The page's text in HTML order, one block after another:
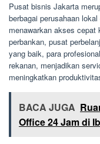
Pusat bisnis Jakarta
berbagai perusahaan
menawarkan akses
perbankan, pusat
yang baik, para
rekanan, menjadikan
meningkatkan
BACA JUGA
Office 24 Jam di